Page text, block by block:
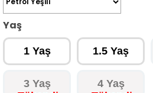
Yaş
1 Yaş 1.5 Yaş
3 Yaş 4 Yaş